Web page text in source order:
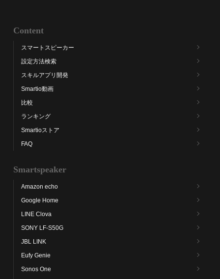
Content
スマートスピーカー
設定方法検索
スキルアプリ開発
Smartio動画
比較
ランキング
Smartioストア
FAQ
Smartspeaker
Amazon echo
Google Home
LINE Clova
SONY LF-S50G
JBL LINK
Eufy Genie
Sonos One